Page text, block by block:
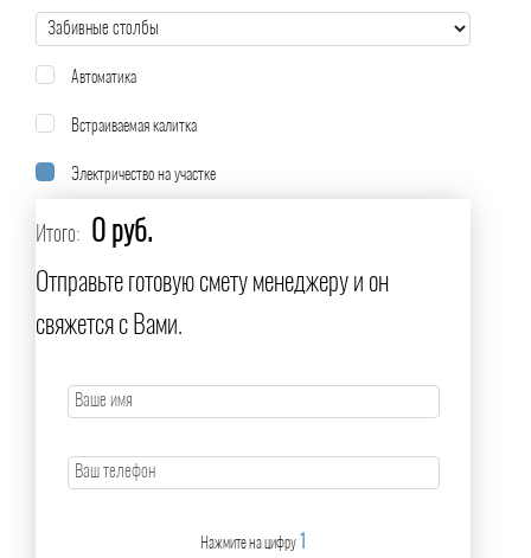
Автоматика
Встраиваемая калитка
Электричество на участке
Итого: 0 руб.
Отправьте готовую смету менеджеру и он
свяжется с Вами.
Нажмите на цифру 1